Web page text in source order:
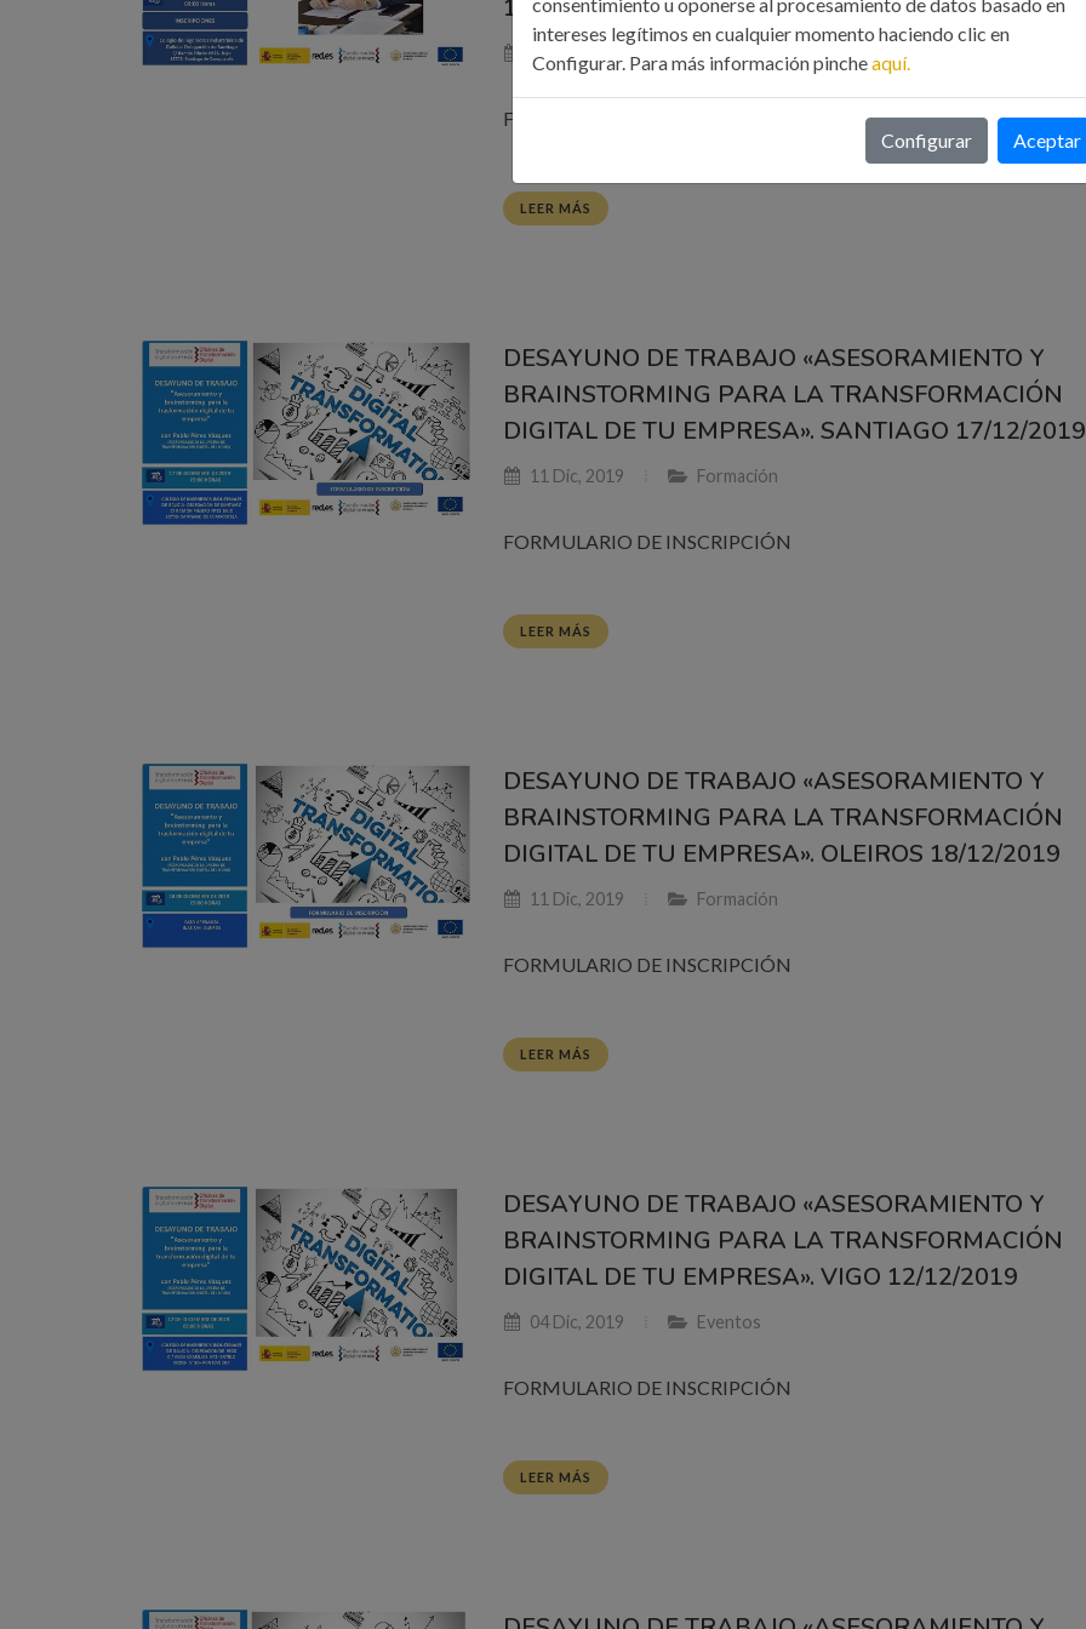
17/01/2020
10 Ene, 2020 Noticias
FORMULARIO DE INSCRIPCIÓN
LEER MÁS
DESAYUNO DE TRABAJO «ASESORAMIENTO Y
BRAINSTORMING PARA LA TRANSFORMACIÓN
DIGITAL DE TU EMPRESA». SANTIAGO 17/12/2019
11 Dic, 2019 Formación
FORMULARIO DE INSCRIPCIÓN
LEER MÁS
DESAYUNO DE TRABAJO «ASESORAMIENTO Y
BRAINSTORMING PARA LA TRANSFORMACIÓN
DIGITAL DE TU EMPRESA». OLEIROS 18/12/2019
11 Dic, 2019 Formación
FORMULARIO DE INSCRIPCIÓN
LEER MÁS
DESAYUNO DE TRABAJO «ASESORAMIENTO Y
BRAINSTORMING PARA LA TRANSFORMACIÓN
DIGITAL DE TU EMPRESA». VIGO 12/12/2019
04 Dic, 2019 Eventos
FORMULARIO DE INSCRIPCIÓN
LEER MÁS
intereses legítimos en cualquier momento haciendo clic en
Configurar. Para más información pincheaquí.
Configurar Aceptar